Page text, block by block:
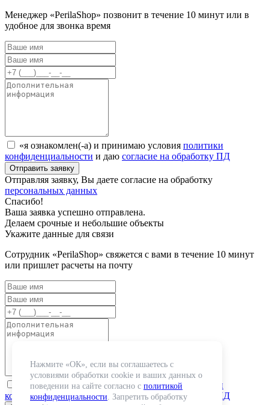
Менеджер «PerilaShop» позвонит в течение 10 минут или в
удобное для звонка время
«я ознакомлен(-а) и принимаю условия политики
конфиденциальности и даю согласие на обработку ПД
Отправляя заявку, Вы даете согласие на обработку
персональных данных
Спасибо!
Ваша заявка успешно отправлена.
Делаем срочные и небольшие объекты
Укажите данные для связи
Сотрудник «PerilaShop» свяжется с вами в течение 10 минут
или пришлет расчеты на почту
«я ознакомлен(-а) и принимаю условия
политики
конфиденциальностии даюсогласие на обработку ПД
Нажмите «ОК», если вы соглашаетесь с
условиями обработки cookie и ваших данных о
поведении на сайте согласно с политикой
конфиденциальности. Запретить обработку